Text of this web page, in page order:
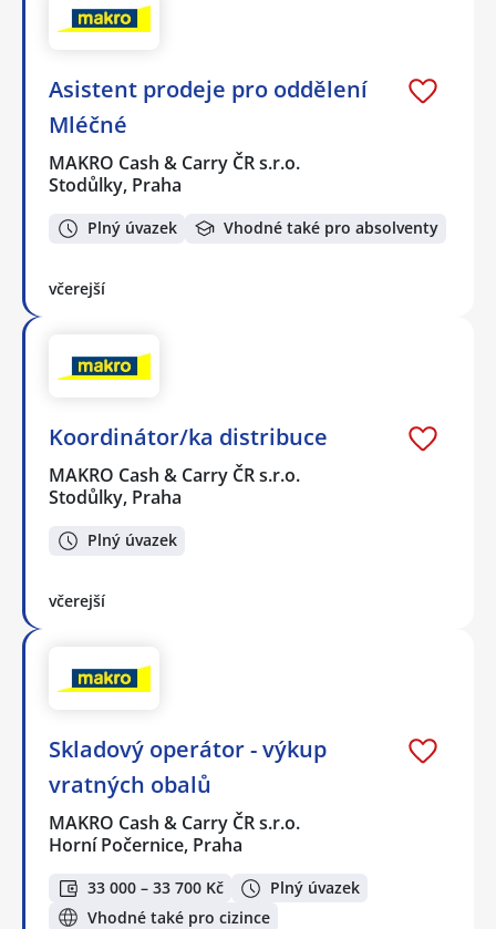
Asistent prodeje pro oddělení
Mléčné
MAKRO Cash & Carry ČR s.r.o.
Stodůlky, Praha
Plný úvazek Vhodné také pro absolventy
včerejší
Koordinátor/ka distribuce
MAKRO Cash & Carry ČR s.r.o.
Stodůlky, Praha
Plný úvazek
včerejší
Skladový operátor - výkup
vratných obalů
MAKRO Cash & Carry ČR s.r.o.
Horní Počernice, Praha
33 000 – 33 700 Kč
Plný úvazek
Vhodné také pro cizince